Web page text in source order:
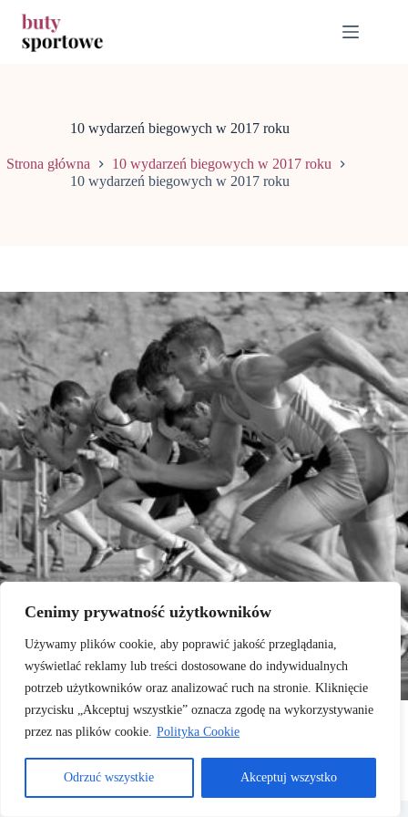
Cenimy prywatność użytkowników
Używamy plików cookie, aby poprawić jakość przeglądania,
wyświetlać reklamy lub treści dostosowane do indywidualnych
potrzeb użytkowników oraz analizować ruch na stronie. Kliknięcie
przycisku „Akceptuj wszystkie” oznacza zgodę na wykorzystywanie
przez nas plików cookie. Polityka Cookie
Odrzuć wszystkie Akceptuj wszystko
treści
10 wydarzeń biegowych w 2017 roku
Strona główna
10 wydarzeń biegowych w 2017 roku
10 wydarzeń biegowych w 2017 roku